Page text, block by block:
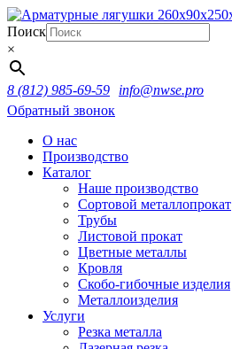
Поиск
×
8 (812) 985-69-59
info@nwse.pro
Обратный звонок
О нас
Производство
Каталог
Наше производство
Сортовой металлопрокат
Трубы
Листовой прокат
Цветные металлы
Кровля
Скобо-гибочные изделия
Металлоизделия
Услуги
Резка металла